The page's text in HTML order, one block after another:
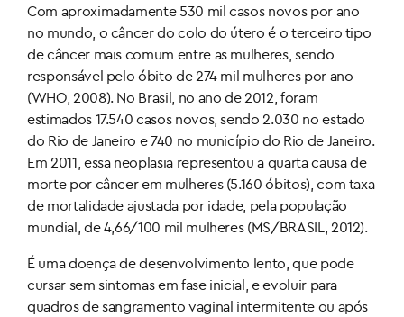
Com aproximadamente 530 mil casos novos por ano
no mundo, o câncer do colo do útero é o terceiro tipo
de câncer mais comum entre as mulheres, sendo
responsável pelo óbito de 274 mil mulheres por ano
(WHO, 2008). No Brasil, no ano de 2012, foram
estimados 17.540 casos novos, sendo 2.030 no estado
do Rio de Janeiro e 740 no município do Rio de Janeiro.
Em 2011, essa neoplasia representou a quarta causa de
morte por câncer em mulheres (5.160 óbitos), com taxa
de mortalidade ajustada por idade, pela população
mundial, de 4,66/100 mil mulheres (MS/BRASIL, 2012).
É uma doença de desenvolvimento lento, que pode
cursar sem sintomas em fase inicial, e evoluir para
quadros de sangramento vaginal intermitente ou após